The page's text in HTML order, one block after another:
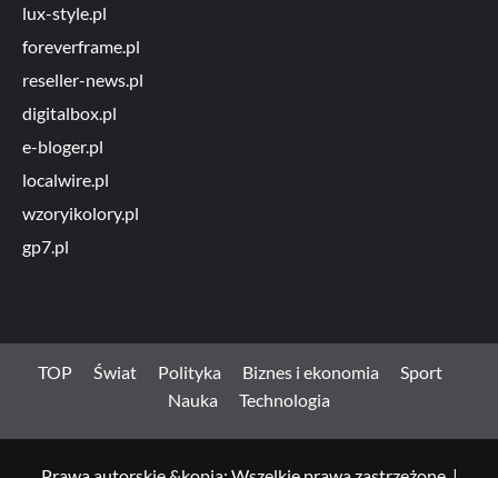
lux-style.pl
foreverframe.pl
reseller-news.pl
digitalbox.pl
e-bloger.pl
localwire.pl
wzoryikolory.pl
gp7.pl
TOP Świat Polityka Biznes i ekonomia
Sport
Nauka
Technologia